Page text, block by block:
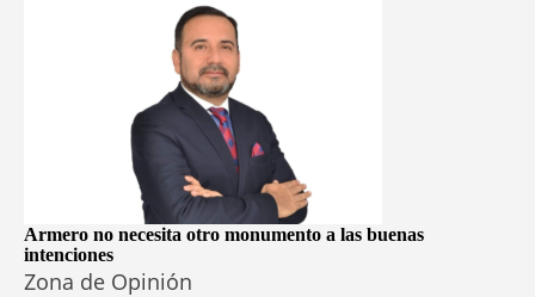
Armero no necesita otro monumento a las buenas
intenciones
Zona de Opinión